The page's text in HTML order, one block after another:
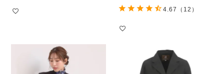
4.67 （12）